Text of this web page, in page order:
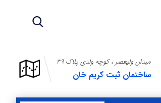
میدان ولیعصر ، کوچه ولدی پلاک ۳۹
ساختمان ثبت کریم خان